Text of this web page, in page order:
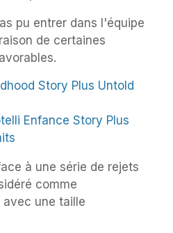
pu entrer dans l'équipe
de certaines
Enfance Story Plus
à une série de rejets
comme
une taille